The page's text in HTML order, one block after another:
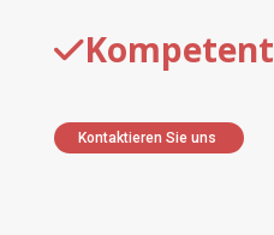
Kompetent
Kontaktieren Sie uns